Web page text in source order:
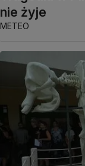
nie żyje
METEO